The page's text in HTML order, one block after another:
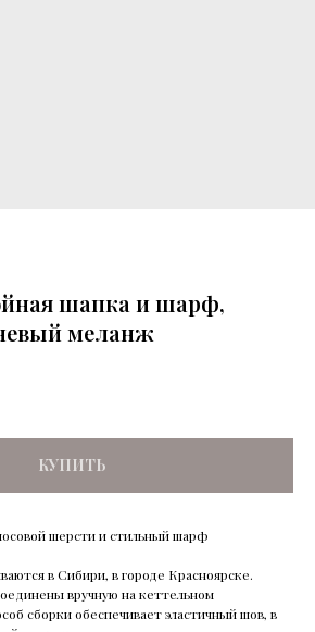
шапка и шарф,
меланж
КУПИТЬ
шерсти и стильный шарф
в Сибири, в городе Красноярске.
вручную на кеттельном
сборки обеспечивает эластичный шов, в